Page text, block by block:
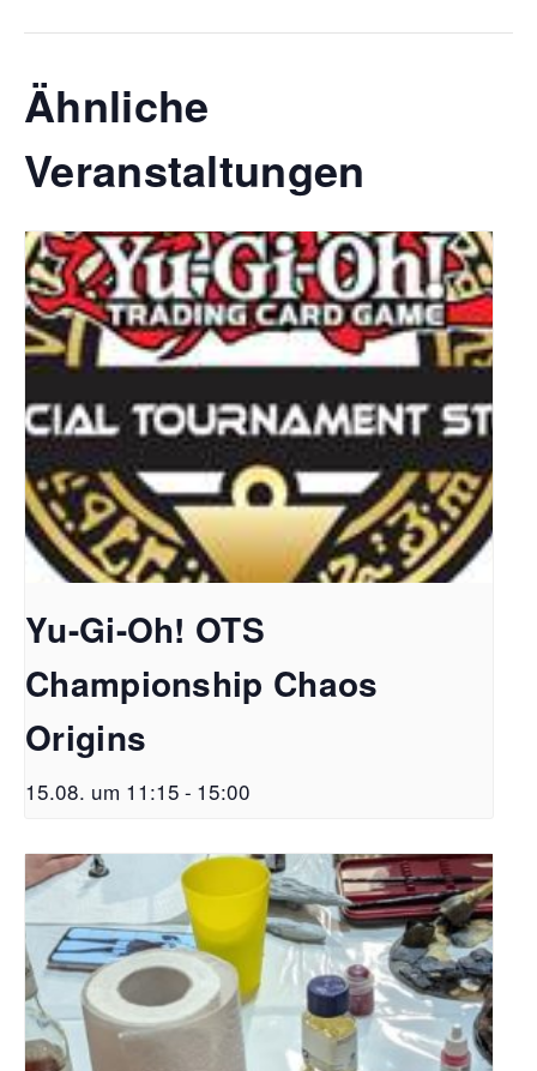
Ähnliche
Veranstaltungen
Yu-Gi-Oh! OTS
Championship Chaos
Origins
15.08. um 11:15 - 15:00